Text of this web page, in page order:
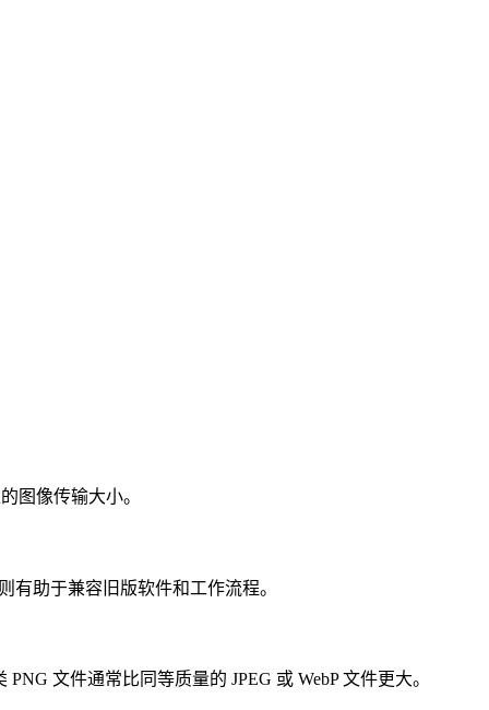
图像传输大小。
有助于兼容旧版软件和工作流程。
文件通常比同等质量的 JPEG 或 WebP 文件更大。